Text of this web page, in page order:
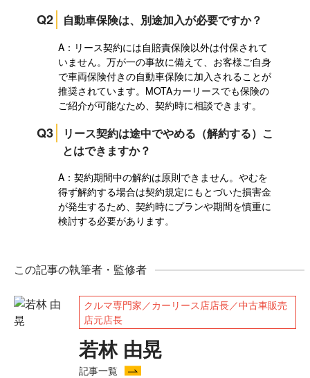
Q2 自動車保険は、別途加入が必要ですか？
A：リース契約には自賠責保険以外は付保されて
いません。万が一の事故に備えて、お客様ご自身
で車両保険付きの自動車保険に加入されることが
推奨されています。MOTAカーリースでも保険の
ご紹介が可能なため、契約時に相談できます。
Q3
リース契約は途中でやめる（解約する）こ
とはできますか？
A：契約期間中の解約は原則できません。やむを
得ず解約する場合は契約規定にもとづいた損害金
が発生するため、契約時にプランや期間を慎重に
検討する必要があります。
この記事の執筆者・監修者
クルマ専門家／カーリース店店長／中古車販売
店元店長
若林 由晃
記事一覧